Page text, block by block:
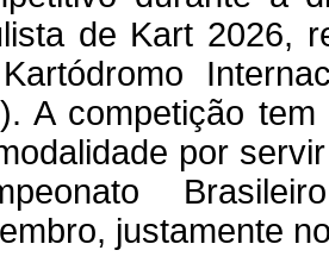
de Kart 2026,
A competição
por
justamente